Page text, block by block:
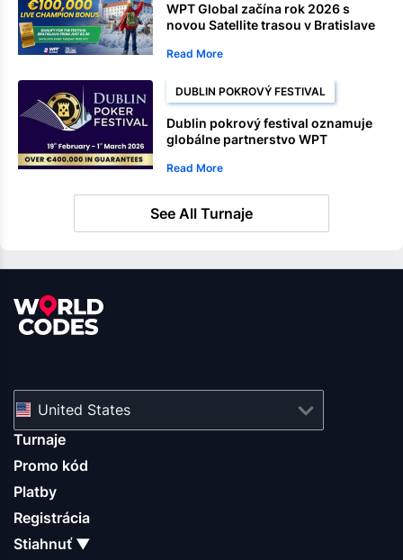
WPT Global začína rok 2026 s
novou Satellite trasou v Bratislave
Read More
DUBLIN POKROVÝ FESTIVAL
Dublin pokrový festival oznamuje
globálne partnerstvo WPT
Read More
See All Turnaje
United States
Turnaje
Promo kód
Platby
Registrácia
Stiahnuť ▼